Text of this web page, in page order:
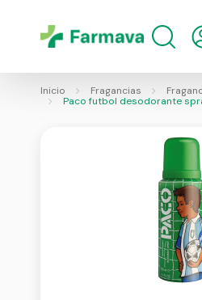
Inicio Fragancias
Paco futbol desodorante